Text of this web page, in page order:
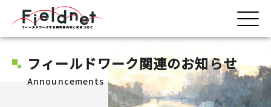
フィールドワーク関連のお知らせ
Announcements